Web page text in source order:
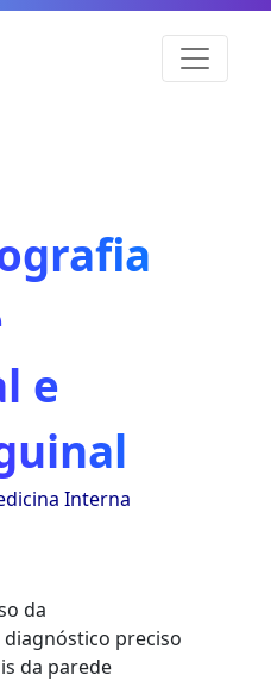
e
Interna
da
preciso
da parede